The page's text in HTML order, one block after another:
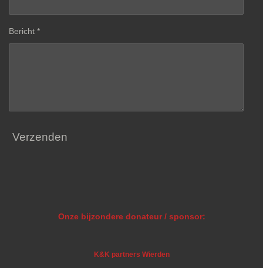
Bericht *
Verzenden
Onze bijzondere donateur / sponsor:
K&K partners Wierden